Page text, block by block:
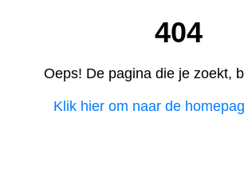
404
Oeps! De pagina die je zoekt,
Klik hier om naar de